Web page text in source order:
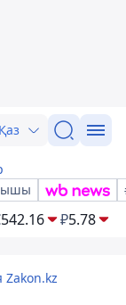
Қаз
542.16 ₽5.78
Zakon.kz